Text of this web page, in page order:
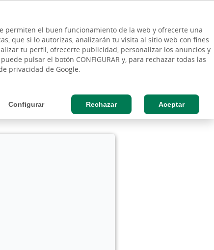
permiten el buen funcionamiento de la web y ofrecerte una
que si lo autorizas, analizarán tu visita al sitio web con fines
tu perfil, ofrecerte publicidad, personalizar los anuncios y
pulsar el botón CONFIGURAR y, para rechazar todas las
privacidad de Google.
Configurar Rechazar Aceptar
DE
AGRO